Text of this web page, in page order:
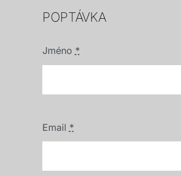
POPTÁVKA
Jméno *
Email *